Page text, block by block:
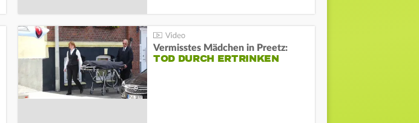
Vermisstes Mädchen in Preetz:
TOD DURCH ERTRINKEN